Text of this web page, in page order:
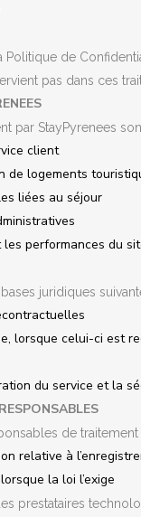
de
pas dans ces
par StayPyrenees
client
de logements
liées au séjour
performances du
juridiques
lorsque celui-ci est
du service et la
de
relative à
la loi l’exige
prestataires